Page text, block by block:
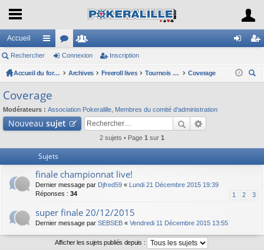
Accueil
ac
co
ci
s
or
u
s
e
m
es
ne cri
Rechercher Connexion Inscription
Accueil du forum Archives Freeroll lives Tournois Freeroll(*) Live organisés par l'association
Coverage
Coverage
Modérateurs : Association Pokeralille Membres du comité d'administration
Nouveau sujet
2 sujets • Page 1 sur 1
Sujets
finale championnat live!
Dernier message par Djfred59 «
Lundi 21 Décembre 2015 19:39
Réponses : 34 1 2 3
super finale 20/12/2015
Dernier message par SEBSEB « Vendredi 11 Décembre 2015 13:55
Afficher les sujets publiés depuis :